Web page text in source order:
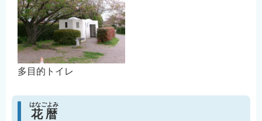
多目的トイレ
花暦
はなごよみ